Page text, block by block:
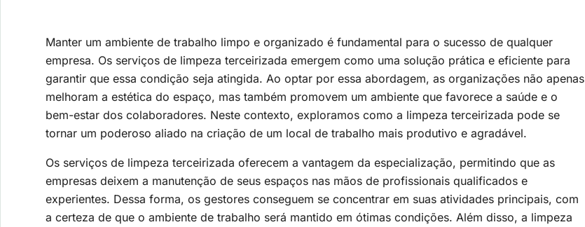
Manter um ambiente de trabalho limpo e organizado é fundamental para o sucesso de qualquer
empresa. Os serviços de limpeza terceirizada emergem como uma solução prática e eficiente para
garantir que essa condição seja atingida. Ao optar por essa abordagem, as organizações não apenas
melhoram a estética do espaço, mas também promovem um ambiente que favorece a saúde e o
bem-estar dos colaboradores. Neste contexto, exploramos como a limpeza terceirizada pode se
tornar um poderoso aliado na criação de um local de trabalho mais produtivo e agradável.
Os serviços de limpeza terceirizada oferecem a vantagem da especialização, permitindo que as
empresas deixem a manutenção de seus espaços nas mãos de profissionais qualificados e
experientes. Dessa forma, os gestores conseguem se concentrar em suas atividades principais, com
a certeza de que o ambiente de trabalho será mantido em ótimas condições. Além disso, a limpeza